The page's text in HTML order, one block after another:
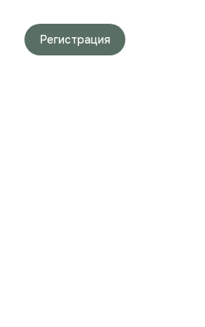
Регистрация